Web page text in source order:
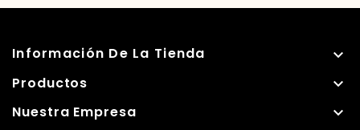
Información De La Tienda 
Productos 
Nuestra Empresa 